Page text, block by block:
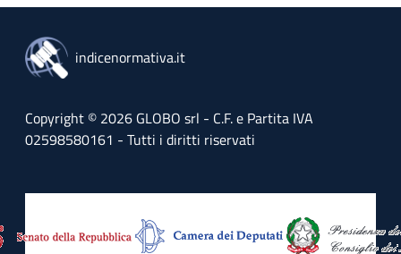
indicenormativa.it
Copyright © 2026 GLOBO srl - C.F. e Partita IVA
02598580161 - Tutti i diritti riservati